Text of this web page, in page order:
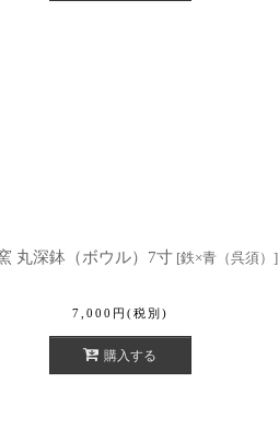
丸深鉢（ボウル）7寸 [鉄×青（呉須） ]
7,000 円 (税別)
購入する